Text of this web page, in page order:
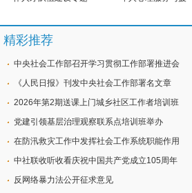
精彩推荐
中央社会工作部召开学习贯彻工作部署推进会
《人民日报》刊发中央社会工作部署名文章
2026年第2期送课上门城乡社区工作者培训班
党建引领基层治理观察联系点培训班举办
在防汛救灾工作中发挥社会工作系统职能作用
中社联收听收看庆祝中国共产党成立105周年
反网络暴力法公开征求意见